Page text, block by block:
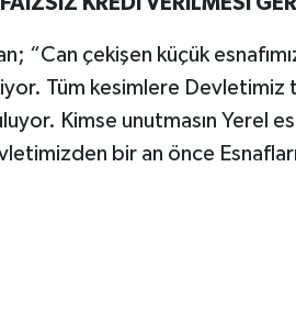
“Can çekişen küçük
Tüm kesimlere Devletimiz
Kimse unutmasın Yerel
bir an önce